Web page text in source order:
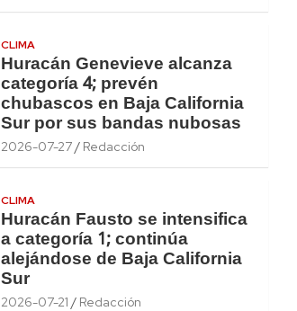
CLIMA
Huracán Genevieve alcanza
categoría 4; prevén
chubascos en Baja California
Sur por sus bandas nubosas
2026-07-27 Redacción
CLIMA
Huracán Fausto se intensifica
a categoría 1; continúa
alejándose de Baja California
Sur
2026-07-21 Redacción